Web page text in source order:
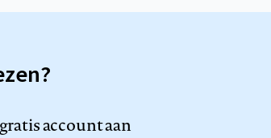
account aan